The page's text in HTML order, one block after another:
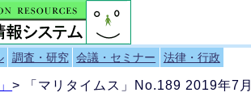
調査・研究 会議・セミナー 法律・行政
> 「マリタイムス」No.189 2019年7